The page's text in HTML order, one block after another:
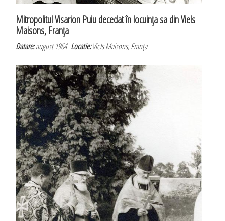
Mitropolitul Visarion Puiu decedat în locuinţa sa din Viels
Maisons, Franţa
Datare:august 1964Locatie:Viels Maisons, Franţa